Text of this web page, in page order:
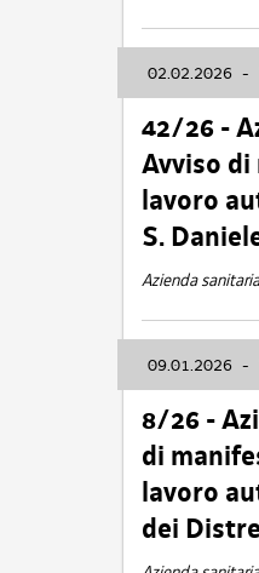
02.02.2026 -
42/26 -
Avviso
lavoro
S.
Azienda
09.01.2026 -
8/26 -
di
lavoro
dei